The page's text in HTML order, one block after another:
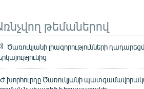
թեմաներով
Ծառուկյանի լիազորությունների
խորհուրդը Ծառուկյանի պատգամավորական